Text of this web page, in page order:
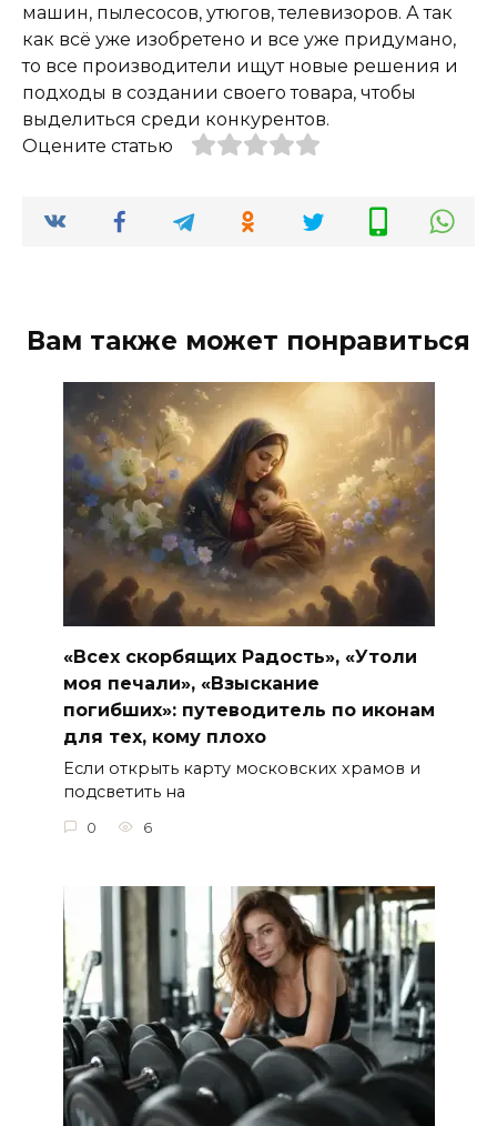
машин, пылесосов, утюгов, телевизоров. А так
как всё уже изобретено и все уже придумано,
то все производители ищут новые решения и
подходы в создании своего товара, чтобы
выделиться среди конкурентов.
Оцените статью
Вам также может понравиться
«Всех скорбящих Радость», «Утоли
моя печали», «Взыскание
погибших»: путеводитель по иконам
для тех, кому плохо
Если открыть карту московских храмов и
подсветить на
0 6